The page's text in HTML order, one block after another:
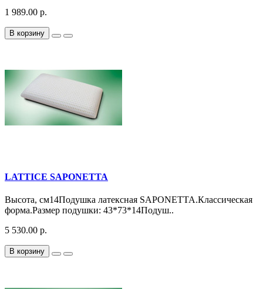
1 989.00 р.
В корзину
LATTICE SAPONETTA
Высота, см14Подушка латексная SAPONETTA.Классическая
форма.Размер подушки: 43*73*14Подуш..
5 530.00 р.
В корзину